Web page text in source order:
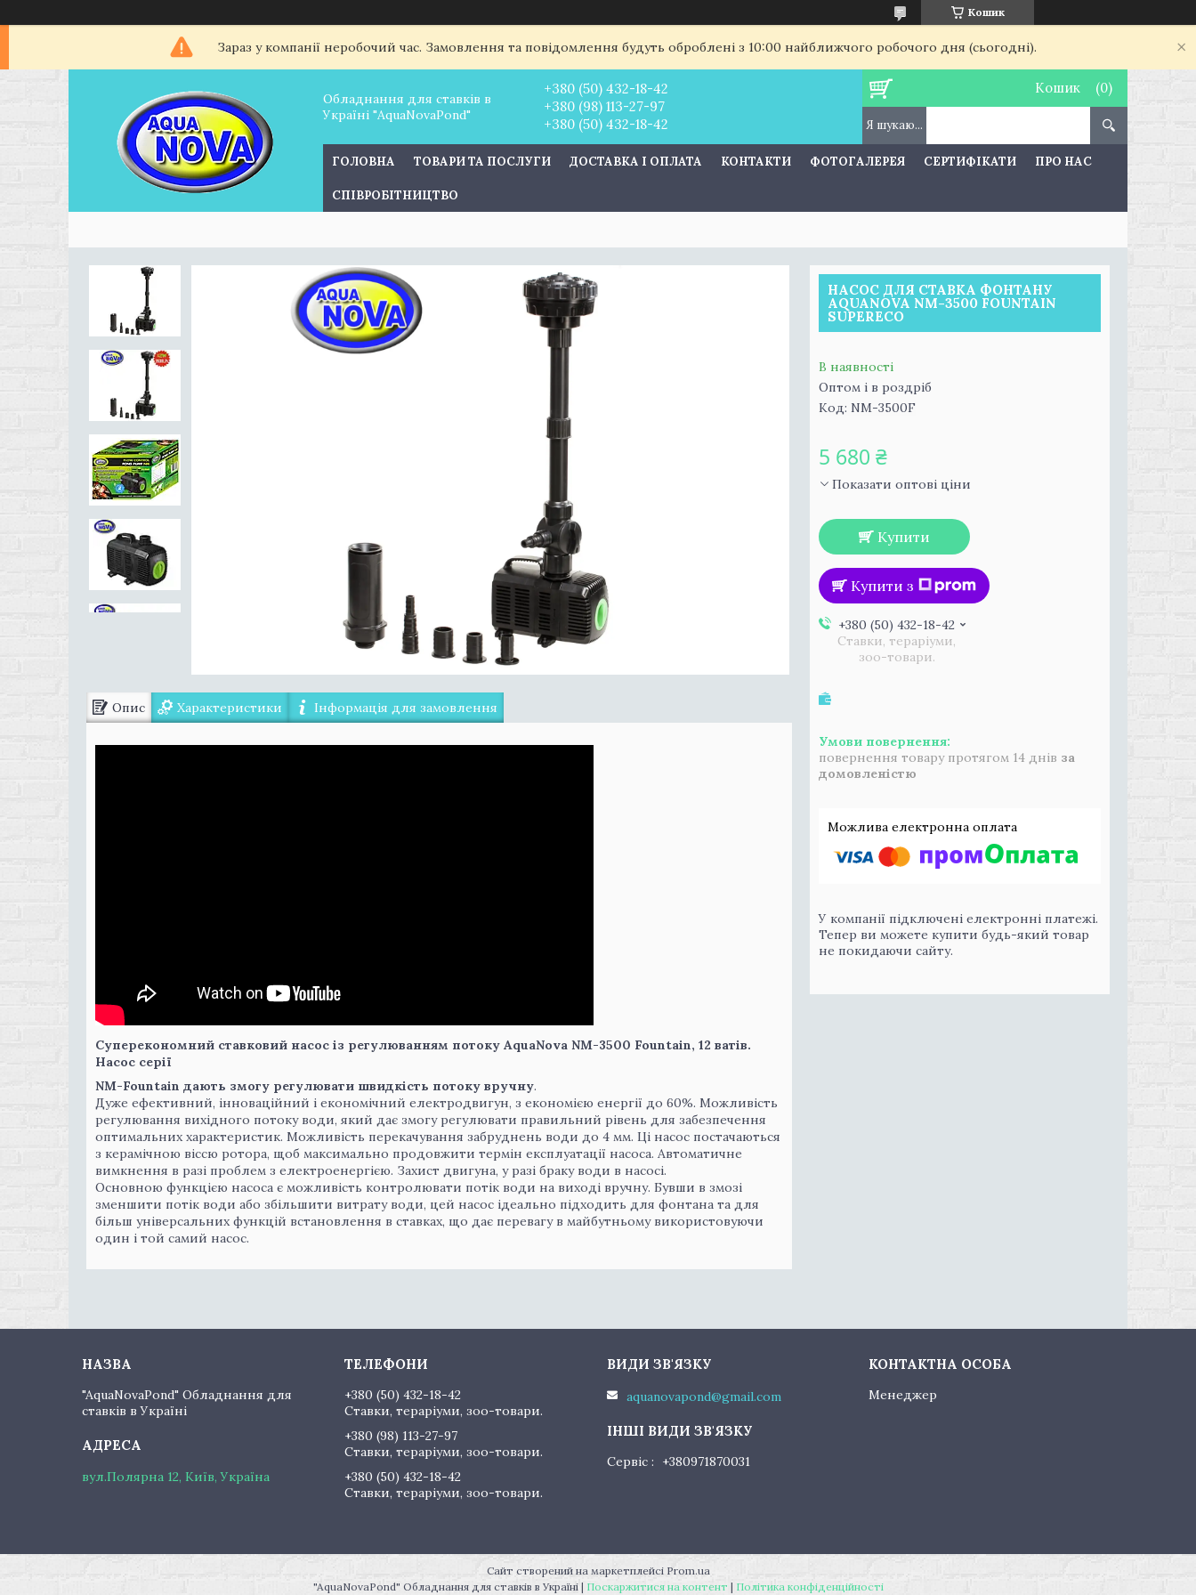
Кошик
Зараз у компанії неробочий час. Замовлення та повідомлення будуть оброблені з 10:00 найближчого робочого дня (сьогодні).
Обладнання для ставків в
Україні "AquaNovaPond"
+380 (50) 432-18-42
+380 (98) 113-27-97
+380 (50) 432-18-42
Кошик
ГОЛОВНА ТОВАРИ ТА ПОСЛУГИ ДОСТАВКА І ОПЛАТА КОНТАКТИ ФОТОГАЛЕРЕЯ СЕРТИФІКАТИ ПРО НАС
СПІВРОБІТНИЦТВО
Опис Характеристики Інформація для замовлення
Суперекономний ставковий насос із регулюванням потоку AquaNova NM-3500 Fountain, 12 ватів.
Насос серії
NM-Fountain дають змогу регулювати швидкість потоку вручну.
Дуже ефективний, інноваційний і економічний електродвигун, з економією енергії до 60%. Можливість
регулювання вихідного потоку води, який дає змогу регулювати правильний рівень для забезпечення
оптимальних характеристик. Можливість перекачування забруднень води до 4 мм. Ці насос постачаються
з керамічною віссю ротора, щоб максимально продовжити термін експлуатації насоса. Автоматичне
вимкнення в разі проблем з електроенергією. Захист двигуна, у разі браку води в насосі.
Основною функцією насоса є можливість контролювати потік води на виході вручну. Бувши в змозі
зменшити потік води або збільшити витрату води, цей насос ідеально підходить для фонтана та для
більш універсальних функцій встановлення в ставках, що дає перевагу в майбутньому використовуючи
один і той самий насос.
НАСОС ДЛЯ СТАВКА ФОНТАНУ
AQUANOVA NM-3500 FOUNTAIN
SUPERECO
В наявності
Оптом і в роздріб
Код: NM-3500F
5 680 ₴
Показати оптові ціни
Купити
Купити з
+380 (50) 432-18-42
Ставки, тераріуми,
зоо-товари.
повернення товару протягом 14 днів за
домовленістю
У компанії підключені електронні платежі.
Тепер ви можете купити будь-який товар
не покидаючи сайту.
"AquaNovaPond" Обладнання для
ставків в Україні
вул.Полярна 12, Київ, Україна
+380 (50) 432-18-42
Ставки, тераріуми, зоо-товари.
+380 (98) 113-27-97
Ставки, тераріуми, зоо-товари.
+380 (50) 432-18-42
Ставки, тераріуми, зоо-товари.
aquanovapond@gmail.com
Сервіс +380971870031
Менеджер
Сайт створений на маркетплейсі Prom.ua
"AquaNovaPond" Обладнання для ставків в Україні | Поскаржитися на контент | Політика конфіденційності